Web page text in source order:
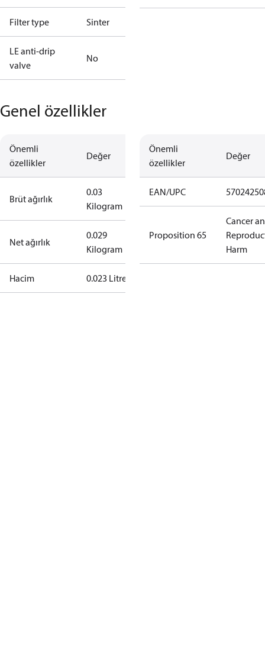
Filter type Sinter
LE anti-drip
valve
No
Genel özellikler
Önemli
özellikler
Değer
Brüt ağırlık
0.03
Kilogram
Net ağırlık
0.029
Kilogram
Hacim 0.023 Litre
Önemli
özellikler
Değer
EAN/UPC
Proposition 65
Cancer
Harm